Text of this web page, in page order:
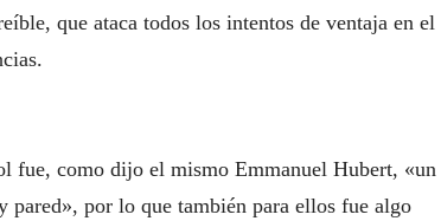
que ataca todos los intentos de ventaja en el
fue, como dijo el mismo Emmanuel Hubert, «un
pared», por lo que también para ellos fue algo